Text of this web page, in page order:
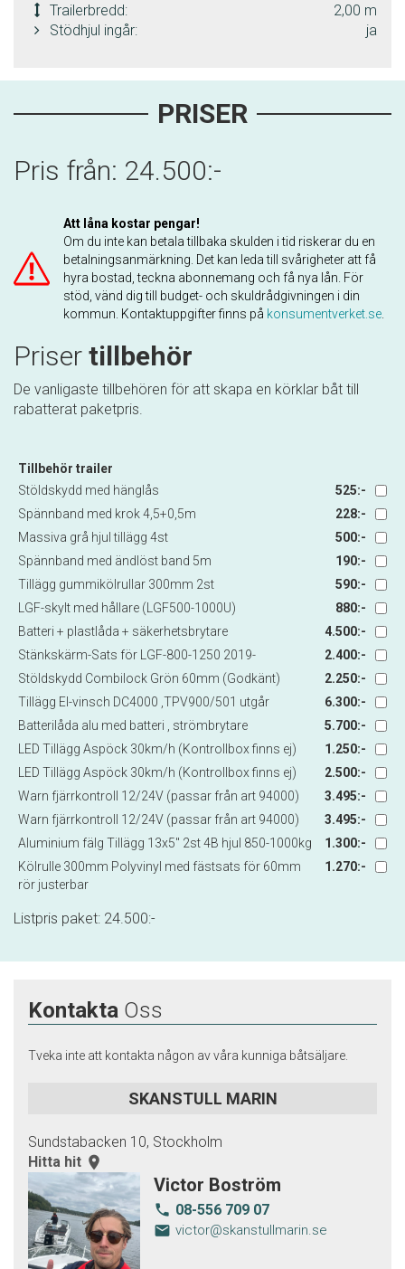
Trailerbredd:
2,00 m
Stödhjul ingår:
ja
PRISER
Pris från: 24.500:-
Att låna kostar pengar!
Om du inte kan betala tillbaka skulden i tid riskerar du en
betalningsanmärkning. Det kan leda till svårigheter att få
hyra bostad, teckna abonnemang och få nya lån. För
stöd, vänd dig till budget- och skuldrådgivningen i din
kommun. Kontaktuppgifter finns på konsumentverket.se
Priser tillbehör
De vanligaste tillbehören för att skapa en körklar båt till
rabatterat paketpris.
Tillbehör trailer
Stöldskydd med hänglås
525:-
Spännband med krok 4,5+0,5m
228:-
Massiva grå hjul tillägg 4st
500:-
Spännband med ändlöst band 5m
190:-
Tillägg gummikölrullar 300mm 2st
590:-
LGF-skylt med hållare (LGF500-1000U)
880:-
Batteri + plastlåda + säkerhetsbrytare
4.500:-
Stänkskärm-Sats för LGF-800-1250 2019-
2.400:-
Stöldskydd Combilock Grön 60mm (Godkänt)
2.250:-
Tillägg El-vinsch DC4000 ,TPV900/501 utgår
6.300:-
Batterilåda alu med batteri , strömbrytare
5.700:-
LED Tillägg Aspöck 30km/h (Kontrollbox finns ej)
1.250:-
LED Tillägg Aspöck 30km/h (Kontrollbox finns ej)
2.500:-
Warn fjärrkontroll 12/24V (passar från art 94000)
3.495:-
Warn fjärrkontroll 12/24V (passar från art 94000)
3.495:-
Aluminium fälg Tillägg 13x5" 2st 4B hjul 850-1000kg
1.300:-
Kölrulle 300mm Polyvinyl med fästsats för 60mm
rör justerbar
1.270:-
Listpris paket: 24.500:-
Kontakta Oss
Tveka inte att kontakta någon av våra kunniga båtsäljare.
SKANSTULL MARIN
Sundstabacken 10, Stockholm
Hitta hit room
Victor Boström
local_phone 08-556 709 07
email victor@skanstullmarin.se